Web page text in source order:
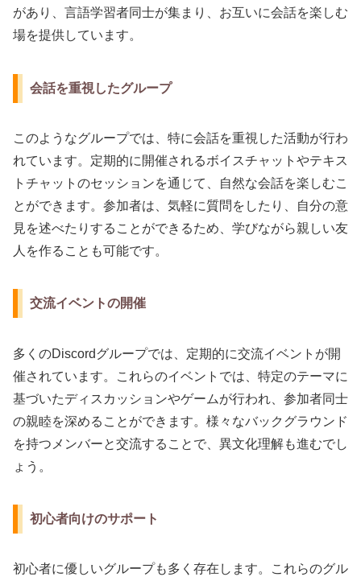
があり、言語学習者同士が集まり、お互いに会話を楽しむ
場を提供しています。
会話を重視したグループ
このようなグループでは、特に会話を重視した活動が行わ
れています。定期的に開催されるボイスチャットやテキス
トチャットのセッションを通じて、自然な会話を楽しむこ
とができます。参加者は、気軽に質問をしたり、自分の意
見を述べたりすることができるため、学びながら親しい友
人を作ることも可能です。
交流イベントの開催
多くのDiscordグループでは、定期的に交流イベントが開
催されています。これらのイベントでは、特定のテーマに
基づいたディスカッションやゲームが行われ、参加者同士
の親睦を深めることができます。様々なバックグラウンド
を持つメンバーと交流することで、異文化理解も進むでし
ょう。
初心者向けのサポート
初心者に優しいグループも多く存在します。これらのグル